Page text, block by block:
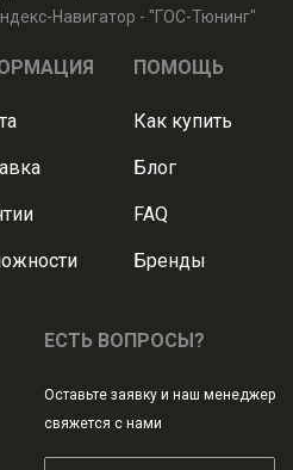
Навигатор - "ГОС-Тюнинг"
ПОМОЩЬ
Как купить
Блог
FAQ
Бренды
ЕСТЬ ВОПРОСЫ?
Оставьте заявку и наш менеджер
свяжется с нами